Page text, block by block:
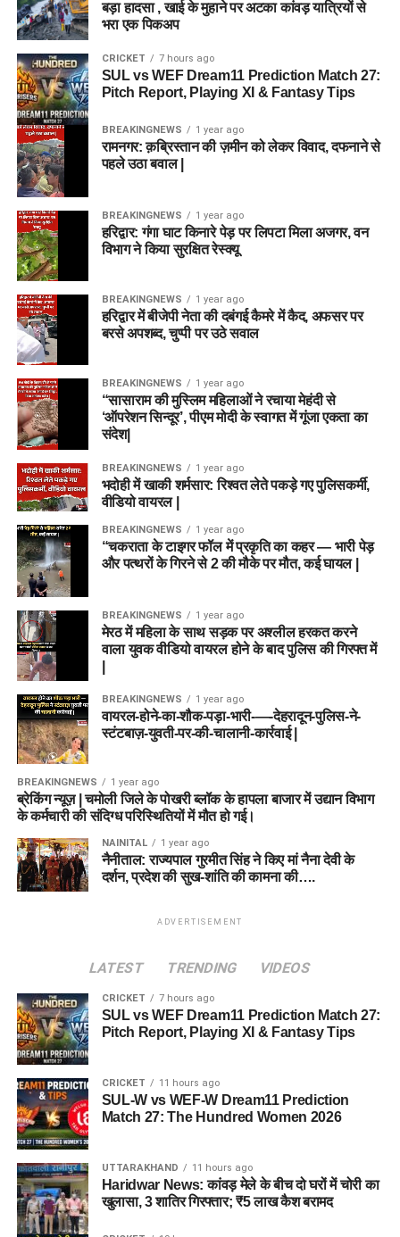
बड़ा हादसा , खाई के मुहाने पर अटका कांवड़ यात्रियों से
भरा एक पिकअप
CRICKET 7 hours ago
SUL vs WEF Dream11 Prediction Match 27:
Pitch Report, Playing XI & Fantasy Tips
BREAKINGNEWS 1 year ago
रामनगर: क़ब्रिस्तान की ज़मीन को लेकर विवाद, दफनाने से
पहले उठा बवाल |
BREAKINGNEWS 1 year ago
हरिद्वार: गंगा घाट किनारे पेड़ पर लिपटा मिला अजगर, वन
विभाग ने किया सुरक्षित रेस्क्यू
BREAKINGNEWS 1 year ago
हरिद्वार में बीजेपी नेता की दबंगई कैमरे में कैद, अफसर पर
बरसे अपशब्द, चुप्पी पर उठे सवाल
BREAKINGNEWS 1 year ago
“सासाराम की मुस्लिम महिलाओं ने रचाया मेहंदी से
‘ऑपरेशन सिन्दूर’, पीएम मोदी के स्वागत में गूंजा एकता का
संदेश|
BREAKINGNEWS 1 year ago
भदोही में खाकी शर्मसार: रिश्वत लेते पकड़े गए पुलिसकर्मी,
वीडियो वायरल |
BREAKINGNEWS 1 year ago
“चकराता के टाइगर फॉल में प्रकृति का कहर — भारी पेड़
और पत्थरों के गिरने से 2 की मौके पर मौत, कई घायल |
BREAKINGNEWS 1 year ago
मेरठ में महिला के साथ सड़क पर अश्लील हरकत करने
वाला युवक वीडियो वायरल होने के बाद पुलिस की गिरफ्त में
BREAKINGNEWS 1 year ago
वायरल-होने-का-शौक-पड़ा-भारी-—-देहरादून-पुलिस-ने-
स्टंटबाज़-युवती-पर-की-चालानी-कार्रवाई |
BREAKINGNEWS 1 year ago
ब्रेकिंग न्यूज़ | चमोली जिले के पोखरी ब्लॉक के हापला बाजार में उद्यान विभाग
के कर्मचारी की संदिग्ध परिस्थितियों में मौत हो गई।
NAINITAL 1 year ago
नैनीताल: राज्यपाल गुरमीत सिंह ने किए मां नैना देवी के
दर्शन, प्रदेश की सुख-शांति की कामना की….
ADVERTISEMENT
LATEST TRENDING VIDEOS
CRICKET 7 hours ago
SUL vs WEF Dream11 Prediction Match 27:
Pitch Report, Playing XI & Fantasy Tips
CRICKET 11 hours ago
SUL-W vs WEF-W Dream11 Prediction
Match 27: The Hundred Women 2026
UTTARAKHAND 11 hours ago
Haridwar News: कांवड़ मेले के बीच दो घरों में चोरी का
खुलासा, 3 शातिर गिरफ्तार; ₹5 लाख कैश बरामद